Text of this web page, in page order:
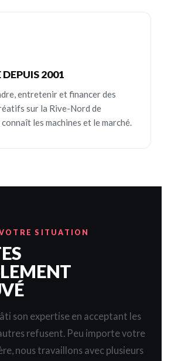
DEPUIS 2001
entretenir et financer des
sur la Rive-Nord de
les machines et le marché.
SITUATION
son expertise en acceptant les
refusent. Peu importe votre
nous travaillons avec plusieurs